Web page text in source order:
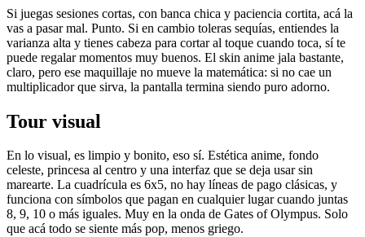
Si juegas sesiones cortas, con banca chica y paciencia cortita, acá la
vas a pasar mal. Punto. Si en cambio toleras sequías, entiendes la
varianza alta y tienes cabeza para cortar al toque cuando toca, sí te
puede regalar momentos muy buenos. El skin anime jala bastante,
claro, pero ese maquillaje no mueve la matemática: si no cae un
multiplicador que sirva, la pantalla termina siendo puro adorno.
Tour visual
En lo visual, es limpio y bonito, eso sí. Estética anime, fondo
celeste, princesa al centro y una interfaz que se deja usar sin
marearte. La cuadrícula es 6x5, no hay líneas de pago clásicas, y
funciona con símbolos que pagan en cualquier lugar cuando juntas
8, 9, 10 o más iguales. Muy en la onda de Gates of Olympus. Solo
que acá todo se siente más pop, menos griego.